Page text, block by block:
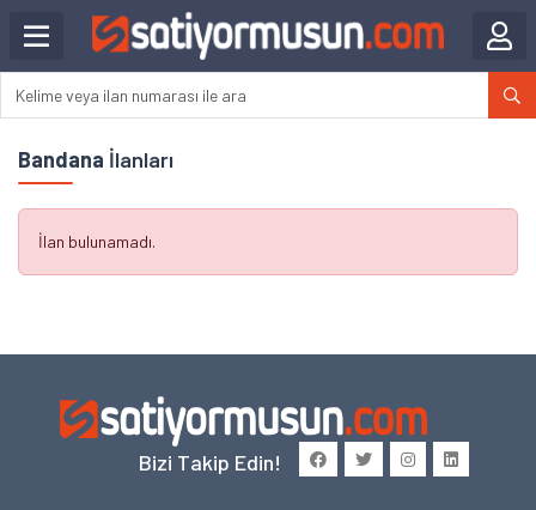
Bandana İlanları
İlan bulunamadı.
Bizi Takip Edin!